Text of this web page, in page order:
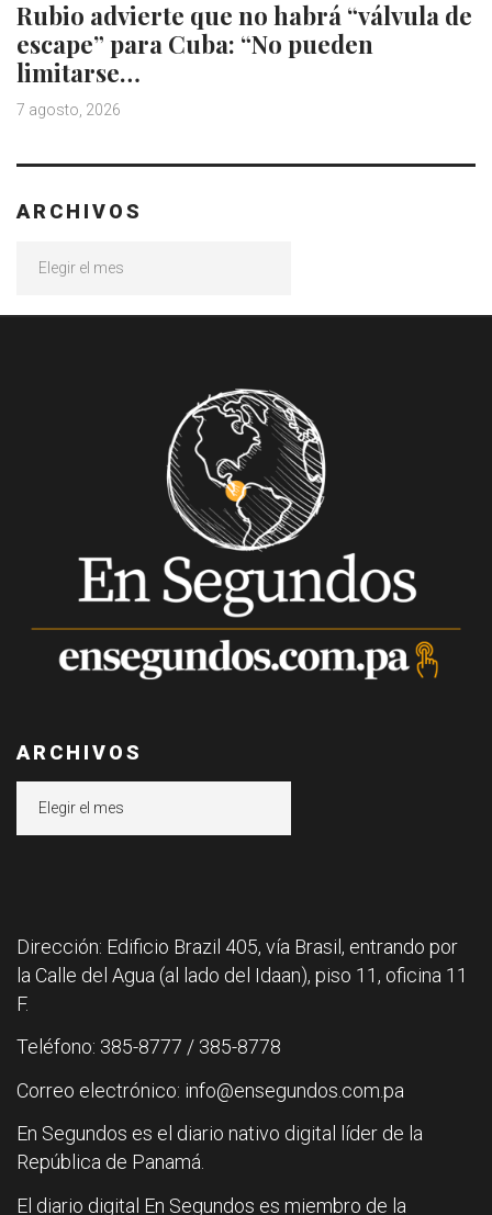
Rubio advierte que no habrá “válvula de
escape” para Cuba: “No pueden
limitarse…
7 agosto, 2026
ARCHIVOS
ARCHIVOS
Dirección: Edificio Brazil 405, vía Brasil, entrando por
la Calle del Agua (al lado del Idaan), piso 11, oficina 11
F.
Teléfono: 385-8777 / 385-8778
Correo electrónico: info@ensegundos.com.pa
En Segundos es el diario nativo digital líder de la
República de Panamá.
El diario digital En Segundos es miembro de la